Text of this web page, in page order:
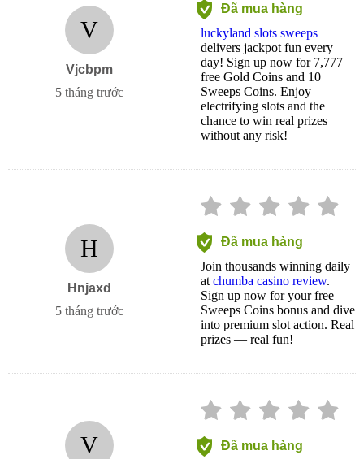
V
Vjcbpm
5 tháng trước
Đã mua hàng
luckyland slots sweeps
delivers jackpot fun every
day! Sign up now for 7,777
free Gold Coins and 10
Sweeps Coins. Enjoy
electrifying slots and the
chance to win real prizes
without any risk!
H
Hnjaxd
5 tháng trước
Đã mua hàng
Join thousands winning daily
at chumba casino review.
Sign up now for your free
Sweeps Coins bonus and dive
into premium slot action. Real
prizes — real fun!
V
Đã mua hàng